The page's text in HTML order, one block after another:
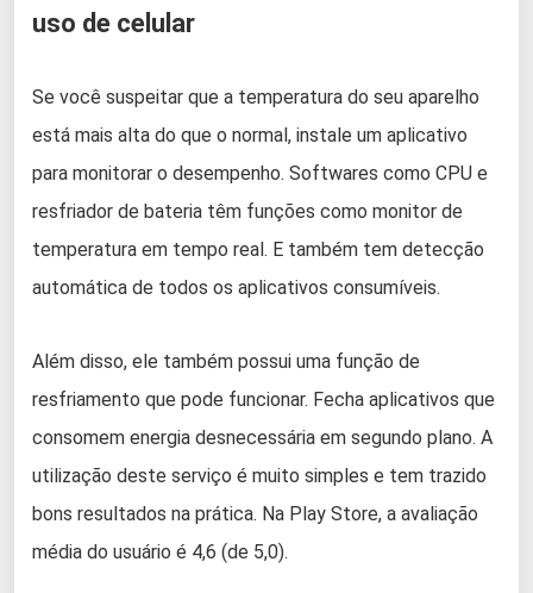
uso de celular
Se você suspeitar que a temperatura do seu aparelho
está mais alta do que o normal, instale um aplicativo
para monitorar o desempenho. Softwares como CPU e
resfriador de bateria têm funções como monitor de
temperatura em tempo real. E também tem detecção
automática de todos os aplicativos consumíveis.
Além disso, ele também possui uma função de
resfriamento que pode funcionar. Fecha aplicativos que
consomem energia desnecessária em segundo plano. A
utilização deste serviço é muito simples e tem trazido
bons resultados na prática. Na Play Store, a avaliação
média do usuário é 4,6 (de 5,0).